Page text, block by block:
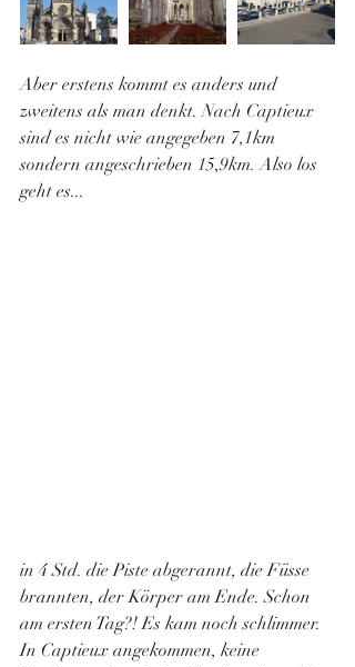
Aber erstens kommt es anders und
zweitens als man denkt. Nach Captieux
sind es nicht wie angegeben 7,1km
sondern angeschrieben 15,9km. Also los
geht es...
in 4 Std. die Piste abgerannt, die Füsse
brannten, der Körper am Ende. Schon
am ersten Tag?! Es kam noch schlimmer.
In Captieux angekommen, keine